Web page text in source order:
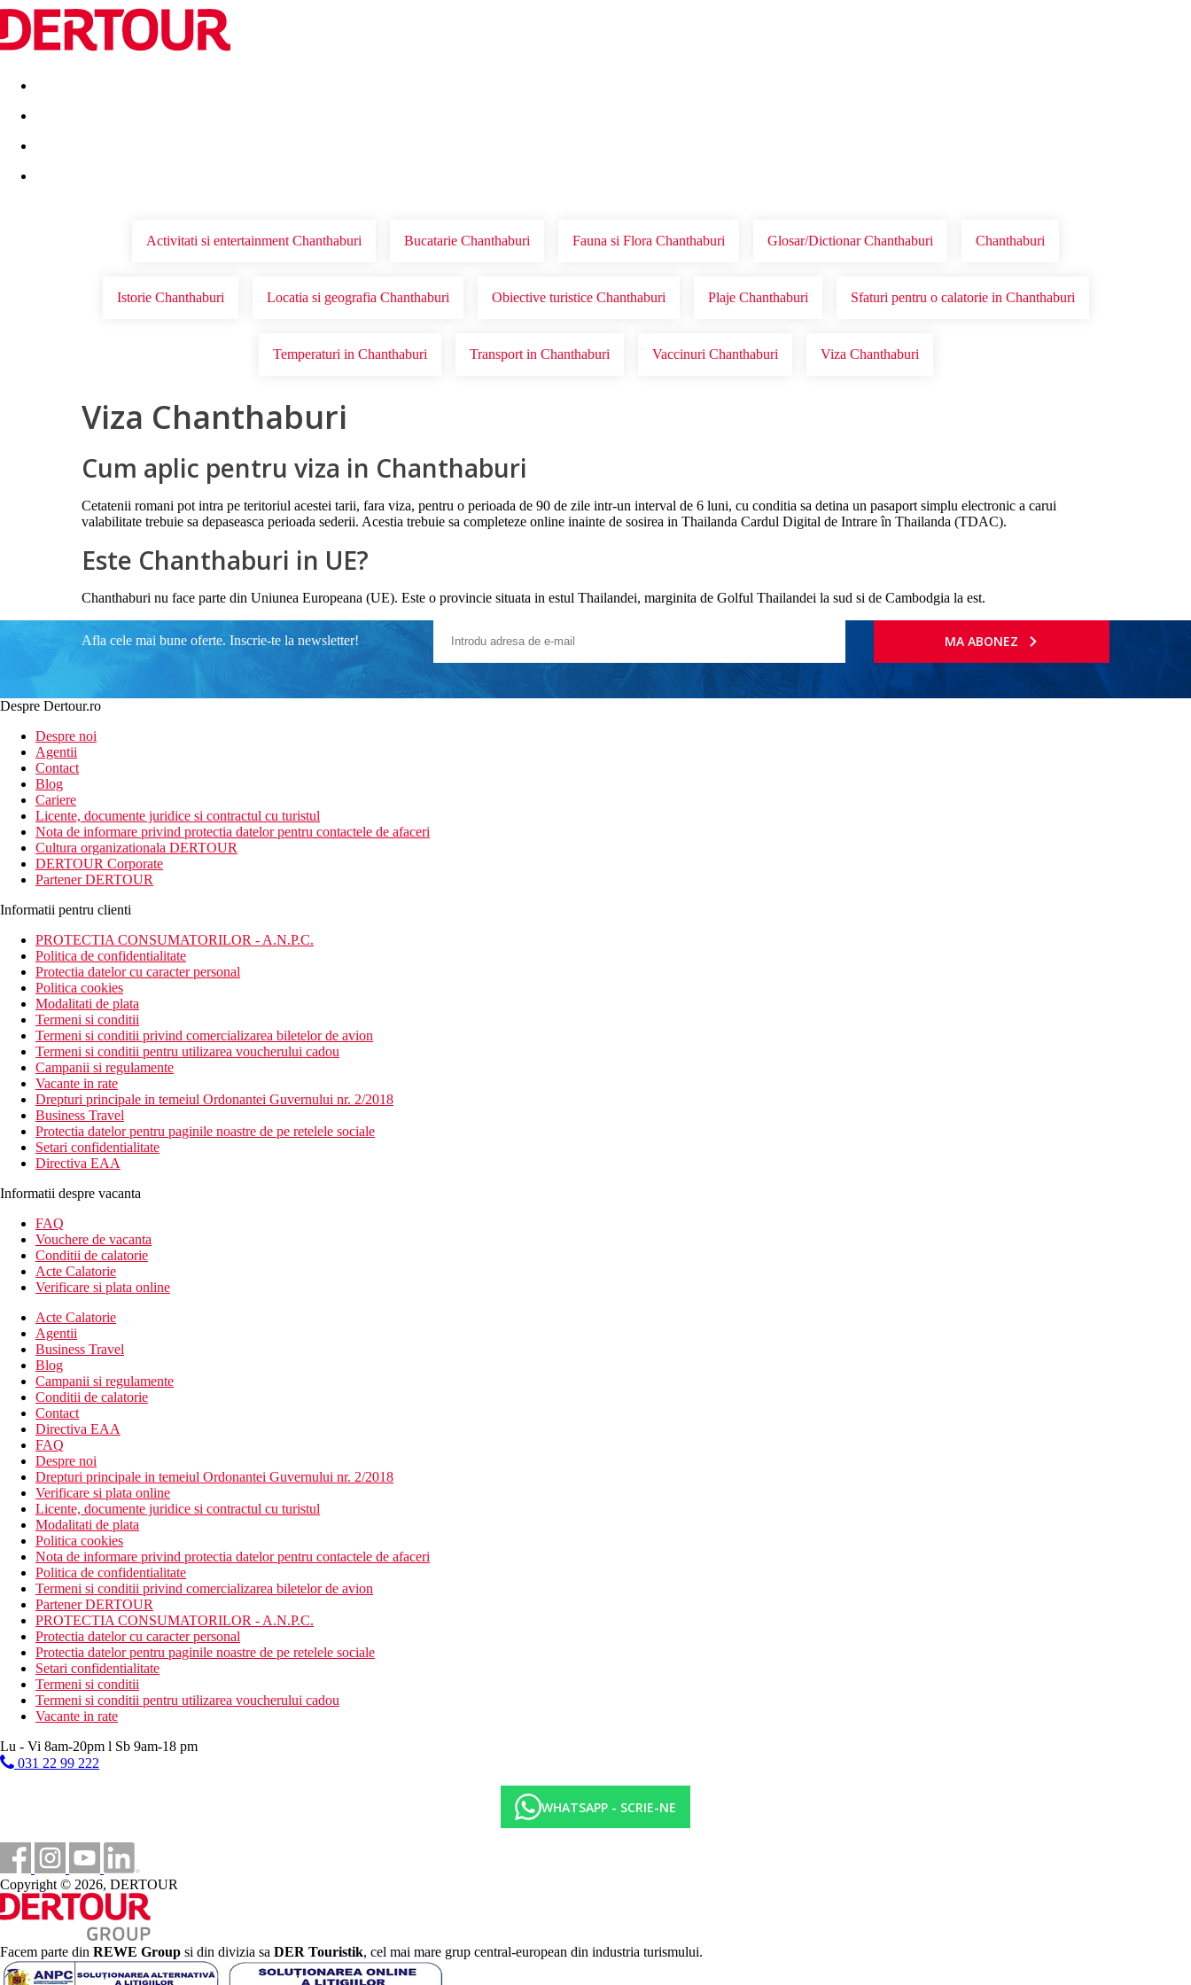
Destinatii Vacanta perfecta OFERTE DE NERATAT
Activitati si entertainment Chanthaburi Bucatarie Chanthaburi Fauna si Flora Chanthaburi Glosar/Dictionar Chanthaburi Chanthaburi
Istorie Chanthaburi Locatia si geografia Chanthaburi Obiective turistice Chanthaburi Plaje Chanthaburi Sfaturi pentru o calatorie in Chanthaburi
Temperaturi in Chanthaburi Transport in Chanthaburi Vaccinuri Chanthaburi Viza Chanthaburi
Viza Chanthaburi
Cum aplic pentru viza in Chanthaburi
Cetatenii romani pot intra pe teritoriul acestei tarii, fara viza, pentru o perioada de 90 de zile intr-un interval de 6 luni, cu conditia sa detina un pasaport simplu electronic a carui
valabilitate trebuie sa depaseasca perioada sederii. Acestia trebuie sa completeze online inainte de sosirea in Thailanda Cardul Digital de Intrare în Thailanda (TDAC).
Este Chanthaburi in UE?
Chanthaburi nu face parte din Uniunea Europeana (UE). Este o provincie situata in estul Thailandei, marginita de Golful Thailandei la sud si de Cambodgia la est.
Afla cele mai bune oferte. Inscrie-te la newsletter! MA ABONEZ
Despre Dertour.ro
Despre noi
Agentii
Contact
Blog
Cariere
Licente, documente juridice si contractul cu turistul
Nota de informare privind protectia datelor pentru contactele de afaceri
Cultura organizationala DERTOUR
DERTOUR Corporate
Partener DERTOUR
Informatii pentru clienti
PROTECTIA CONSUMATORILOR - A.N.P.C.
Politica de confidentialitate
Protectia datelor cu caracter personal
Politica cookies
Modalitati de plata
Termeni si conditii
Termeni si conditii privind comercializarea biletelor de avion
Termeni si conditii pentru utilizarea voucherului cadou
Campanii si regulamente
Vacante in rate
Drepturi principale in temeiul Ordonantei Guvernului nr. 2/2018
Business Travel
Protectia datelor pentru paginile noastre de pe retelele sociale
Setari confidentialitate
Directiva EAA
Informatii despre vacanta
FAQ
Vouchere de vacanta
Conditii de calatorie
Acte Calatorie
Verificare si plata online
Acte Calatorie
Agentii
Business Travel
Blog
Campanii si regulamente
Conditii de calatorie
Contact
Directiva EAA
FAQ
Despre noi
Drepturi principale in temeiul Ordonantei Guvernului nr. 2/2018
Verificare si plata online
Licente, documente juridice si contractul cu turistul
Modalitati de plata
Politica cookies
Nota de informare privind protectia datelor pentru contactele de afaceri
Politica de confidentialitate
Termeni si conditii privind comercializarea biletelor de avion
Partener DERTOUR
PROTECTIA CONSUMATORILOR - A.N.P.C.
Protectia datelor cu caracter personal
Protectia datelor pentru paginile noastre de pe retelele sociale
Setari confidentialitate
Termeni si conditii
Termeni si conditii pentru utilizarea voucherului cadou
Vacante in rate
Lu - Vi 8am-20pm l Sb 9am-18 pm
031 22 99 222
WHATSAPP - SCRIE-NE
Copyright © 2026, DERTOUR
Facem parte din REWE Group si din divizia sa DER Touristik, cel mai mare grup central-european din industria turismului.